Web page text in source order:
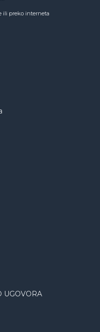
ili preko interneta
UGOVORA